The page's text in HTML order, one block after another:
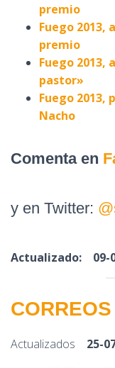
premio
Fuego 2013,
premio
Fuego 2013,
pastor»
Fuego 2013,
Nacho
Comenta en
y en Twitter:
Actualizado: 09-
Actualizados 25-